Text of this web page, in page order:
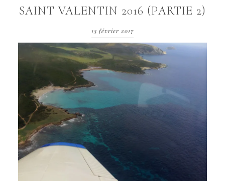
SAINT VALENTIN 2016 (PARTIE 2)
13 février 2017